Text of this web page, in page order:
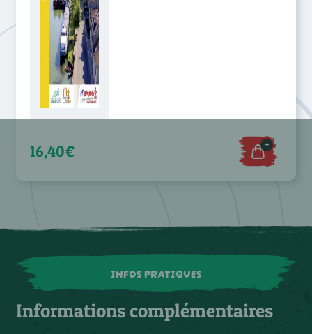
16,40€ +
INFOS PRATIQUES
Informations complémentaires